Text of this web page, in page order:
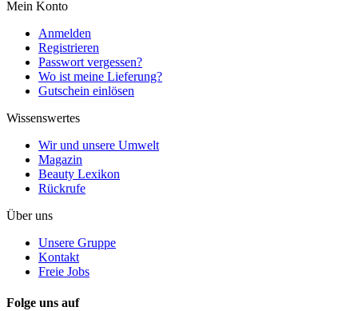
Mein Konto
Anmelden
Registrieren
Passwort vergessen?
Wo ist meine Lieferung?
Gutschein einlösen
Wissenswertes
Wir und unsere Umwelt
Magazin
Beauty Lexikon
Rückrufe
Über uns
Unsere Gruppe
Kontakt
Freie Jobs
Folge uns auf